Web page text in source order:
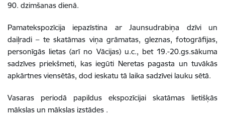
90. dzimšanas dienā.
Pamatekspozīcija iepazīstina ar Jaunsudrabiņa dzīvi un
daiļradi – te skatāmas viņa grāmatas, gleznas, fotogrāfijas,
personīgās lietas (arī no Vācijas) u.c., bet 19.-20.gs.sākuma
sadzīves priekšmeti, kas iegūti Neretas pagasta un tuvākās
apkārtnes viensētās, dod ieskatu tā laika sadzīvei lauku sētā.
Vasaras periodā papildus ekspozīcijai skatāmas lietišķās
mākslas un mākslas izstādes .